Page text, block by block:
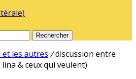
Rechercher
et les autres /discussion entre
& ceux qui veulent)